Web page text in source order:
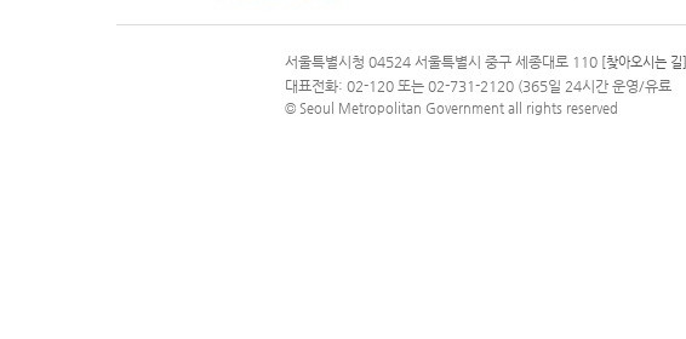
문의 전화번호 120, 120 다산콜재단
서울특별시청 04524 서울특별시 중구 세종대로 110 [찾아오시는 길]
대표전화: 02-120 또는 02-731-2120 (365일 24시간 운영/유료
© Seoul Metropolitan Government all rights reserved